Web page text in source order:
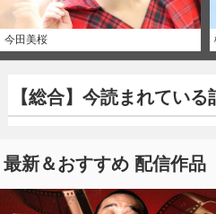
今田美桜
【総合】今読まれている
最新＆おすすめ 配信作品